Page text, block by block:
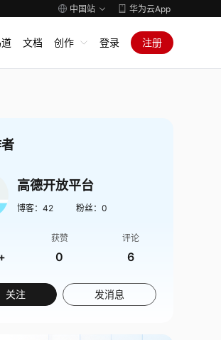
中国站 华为云App
文档 创作 登录 注册
高德开放平台
博客： 42 粉丝： 0
获赞
0
评论
6
关注 发消息